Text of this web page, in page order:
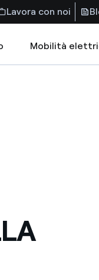
Lavora con noi
Mobilità